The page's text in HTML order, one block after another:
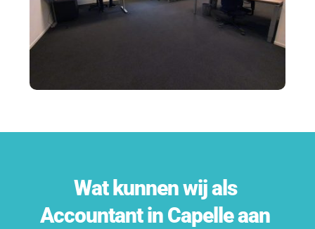
Wat kunnen wij als
Accountant in Capelle aan